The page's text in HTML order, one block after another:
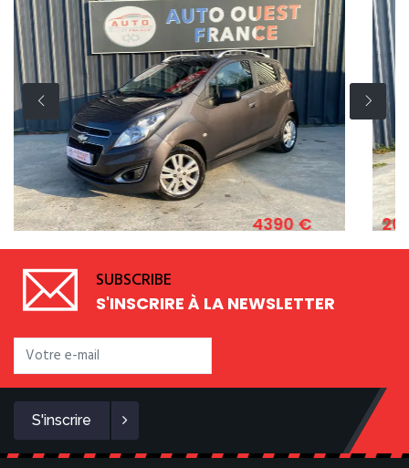
1.2 ESSENCE 82 CV
4390 € 2011
SUBSCRIBE
S'INSCRIRE À LA NEWSLETTER
S'inscrire